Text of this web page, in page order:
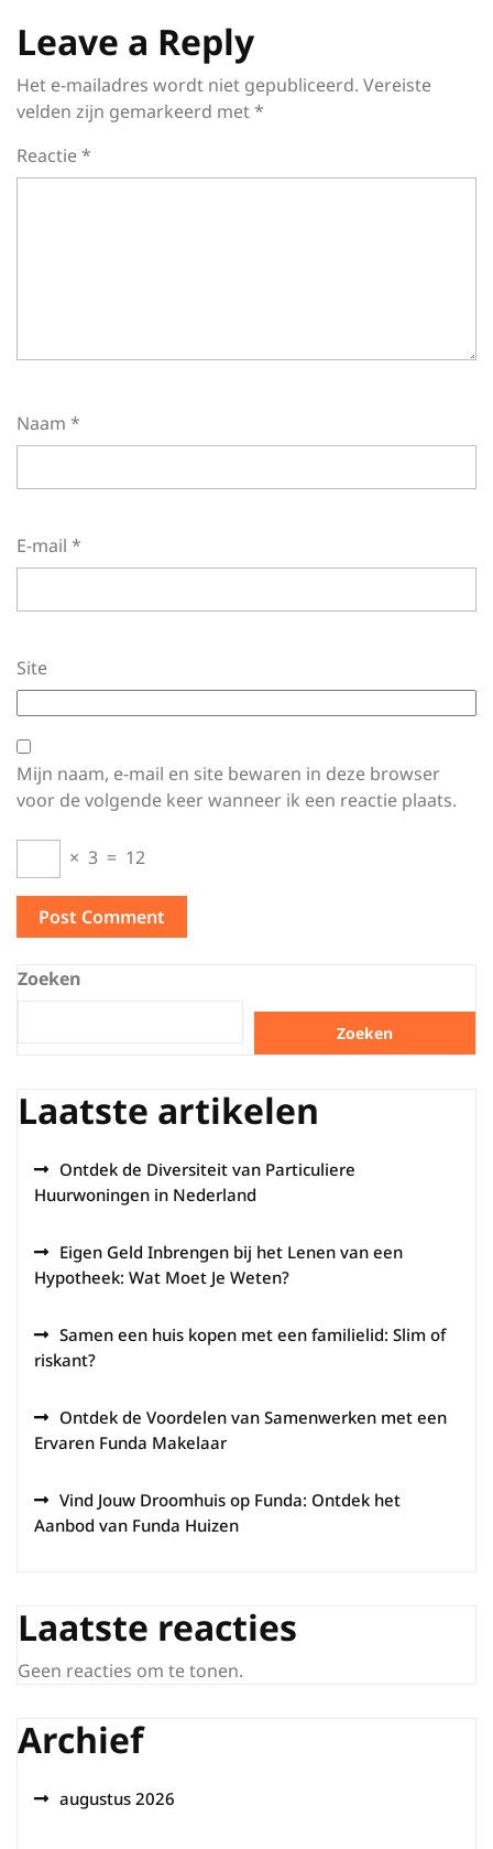
Leave a Reply
Het e-mailadres wordt niet gepubliceerd. Vereiste
velden zijn gemarkeerd met*
Reactie*
Naam *
E-mail *
Site
Mijn naam, e-mail en site bewaren in deze browser
voor de volgende keer wanneer ik een reactie plaats.
× 3 = 12
Zoeken
Zoeken
Laatste artikelen
Ontdek de Diversiteit van Particuliere
Huurwoningen in Nederland
Eigen Geld Inbrengen bij het Lenen van een
Hypotheek: Wat Moet Je Weten?
Samen een huis kopen met een familielid: Slim of
riskant?
Ontdek de Voordelen van Samenwerken met een
Ervaren Funda Makelaar
Vind Jouw Droomhuis op Funda: Ontdek het
Aanbod van Funda Huizen
Laatste reacties
Geen reacties om te tonen.
Archief
augustus 2026